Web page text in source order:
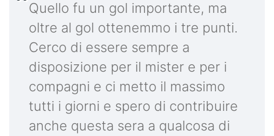
Quello fu un gol importante, ma
oltre al gol ottenemmo i tre punti.
Cerco di essere sempre a
disposizione per il mister e per i
compagni e ci metto il massimo
tutti i giorni e spero di contribuire
anche questa sera a qualcosa di